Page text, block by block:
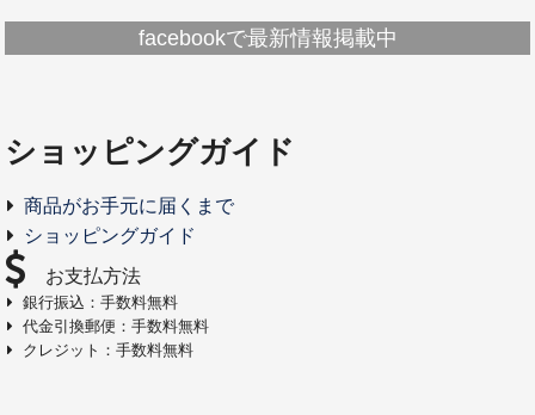
facebookで最新情報掲載中
ショッピングガイド
商品がお手元に届くまで
ショッピングガイド
お支払方法
銀行振込：手数料無料
代金引換郵便：手数料無料
クレジット：手数料無料